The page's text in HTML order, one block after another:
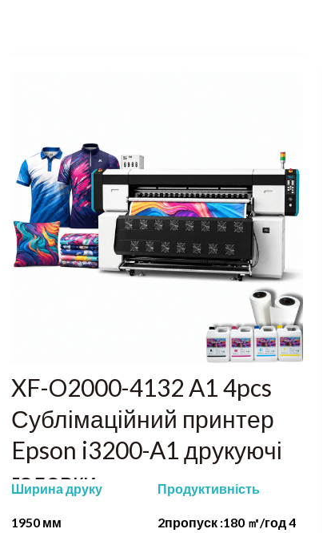
XF-O2000-4132 A1 4pcs
Сублімаційний принтер
Epson i3200-A1 друкуючі
головки
Ширина друку
1950 мм
Продуктивність
2пропуск :180 ㎡/год 4